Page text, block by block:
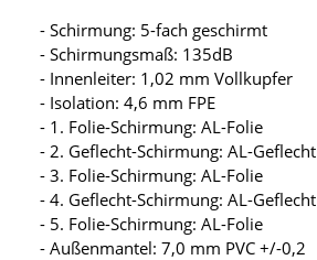
- Schirmung: 5-fach geschirmt
- Schirmungsmaß: 135dB
- Innenleiter: 1,02 mm Vollkupfer
- Isolation: 4,6 mm FPE
- 1. Folie-Schirmung: AL-Folie
- 2. Geflecht-Schirmung: AL-Geflecht
- 3. Folie-Schirmung: AL-Folie
- 4. Geflecht-Schirmung: AL-Geflecht
- 5. Folie-Schirmung: AL-Folie
- Außenmantel: 7,0 mm PVC +/-0,2